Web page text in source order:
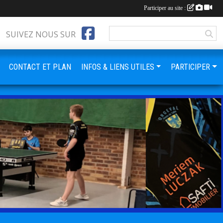
SUIVEZ NOUS SUR
CONTACT ET PLAN INFOS & LIENS UTILES PARTICIPER
Participer au site :